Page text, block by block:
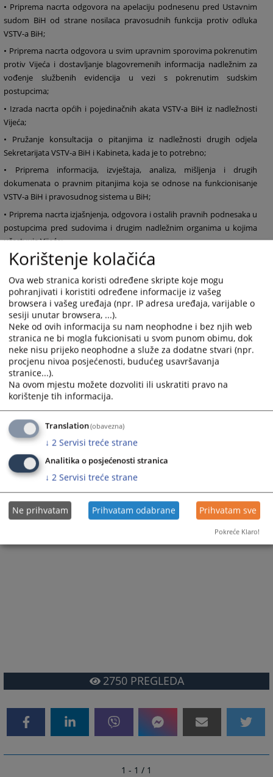
• Priprema nacrta odgovora na apelaciju podnesenu pred Ustavnim
sudom BiH od strane nosilaca pravosudnih funkcija protiv odluka
VSTV-a BiH;
• Priprema nacrta odgovora u svim upravnim sporovima pokrenutim
protiv Vijeća i dostavljanje blagovremenih informacija nadležnim za
vođenje službenih evidencija u vezi s pokrenutim sudskim
postupcima;
• Izrada nacrta općih i pojedinačnih akata VSTV-a BiH iz nadležnosti
Vijeća;
• Pružanje konsultacija o pitanjima iz nadležnosti drugih odjela
Sekretarijata VSTV-a BiH i Kabineta, kada je to potrebno;
• Priprema informacija, izvještaja, analiza, mišljenja i drugih
dokumenata o pravnim pitanjima koja se odnose na funkcionisanje
VSTV-a BiH i pravosudnog sistema u BiH;
• Priprema nacrta izjašnjenja, odgovora i ostalih pravnih podnesaka u
postupcima pred sudovima i drugim nadležnim organima u kojima
učestvuje Vijeće;
• Unošenje, ažuriranje i upravljanje podacima u postojećim bazama
podataka, te, u koordinaciji s Odjelom za IKT, učestvovanje u analizi i
osmišljavanju aplikativnih rješenja za baze podataka, sistema i
procesa neophodnih za podršku radu Odjela;
• Učestvovanje u postupcima srednjoročnog planiranja, godišnjeg
programiranja, praćenja i izvještavanja u VSTV-u BiH;
• Identifikovanje, razvijanje i primjena novih i poboljšanih načina rada
potrebnih za podršku razvoju Sekretarijata VSTV-a BiH i postizanje
utvrđenih ciljeva VSTV-a BiH iz nadležnosti Odjela;
• Obavljanje ostalih aktivnosti proizašlih iz nadležnosti Odjela i drugih
zadataka po nalogu direktora Sekretarijata VSTV-a BiH.
2750PREGLEDA
1 - 1 / 1
Korištenje kolačića
Ova web stranica koristi određene skripte koje mogu
pohranjivati i koristiti određene informacije iz vašeg
browsera i vašeg uređaja (npr. IP adresa uređaja, varijable o
sesiji unutar browsera, ...).
Neke od ovih informacija su nam neophodne i bez njih web
stranica ne bi mogla fukcionisati u svom punom obimu, dok
neke nisu prijeko neophodne a služe za dodatne stvari (npr.
procjenu nivoa posjećenosti, budućeg usavršavanja
stranice...).
Na ovom mjestu možete dozvoliti ili uskratiti pravo na
korištenje tih informacija.
Translation(obavezna)
↓ 2 Servisi treće strane
Analitika o posjećenosti stranica
↓ 2 Servisi treće strane
Ne prihvatam Prihvatam odabrane Prihvatam sve
Pokreće Klaro!